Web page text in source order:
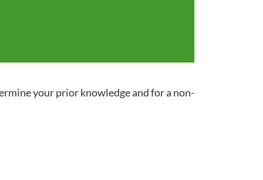
your prior knowledge and for a non-